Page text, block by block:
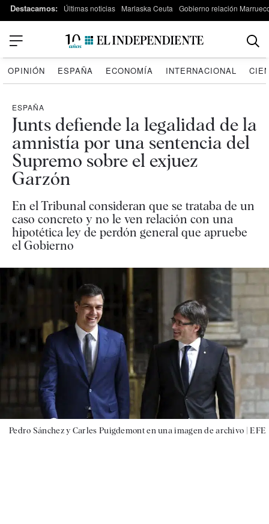
Destacamos: Últimas noticias Marlaska Ceuta Gobierno relación
OPINIÓN ESPAÑA ECONOMÍA INTERNACIONAL
ESPAÑA
Junts defiende la legalidad de la
amnistía por una sentencia del
Supremo sobre el exjuez
Garzón
En el Tribunal consideran que se trataba de un
caso concreto y no le ven relación con una
hipotética ley de perdón general que apruebe
el Gobierno
Pedro Sánchez y Carles Puigdemont en una imagen de archivo |EFE